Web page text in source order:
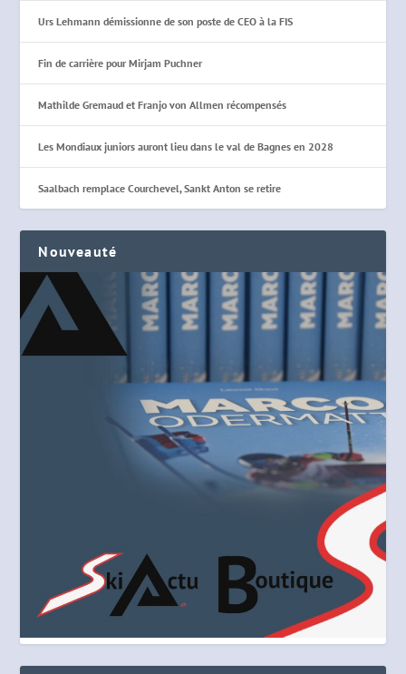
Urs Lehmann démissionne de son poste de CEO à la FIS
Fin de carrière pour Mirjam Puchner
Mathilde Gremaud et Franjo von Allmen récompensés
Les Mondiaux juniors auront lieu dans le val de Bagnes en 2028
Saalbach remplace Courchevel, Sankt Anton se retire
Nouveauté